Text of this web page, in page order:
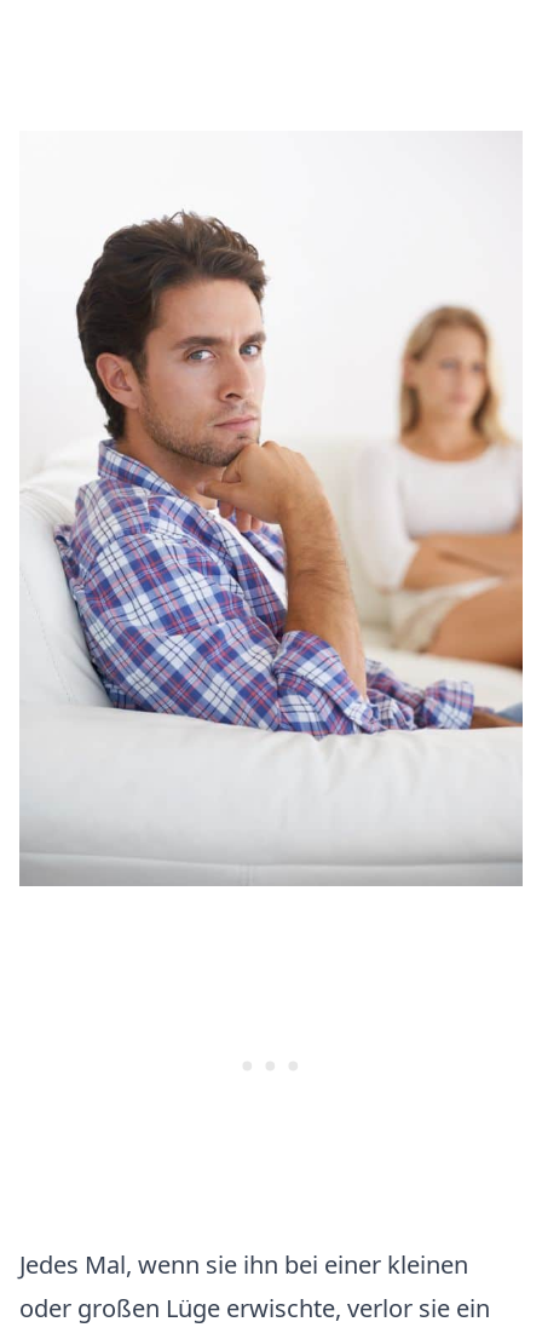
Jedes Mal, wenn sie ihn bei einer kleinen
oder großen Lüge erwischte, verlor sie ein